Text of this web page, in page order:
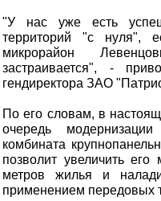
"У нас уже есть
территорий "с нуля",
микрорайон
застраивается", -
гендиректора ЗАО
По его словам, в
очередь
комбината
позволит увеличить
метров жилья и
применением передовых